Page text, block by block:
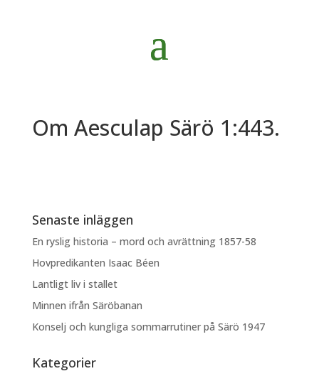
Om Aesculap Särö 1:443.
Senaste inläggen
En ryslig historia – mord och avrättning 1857-58
Hovpredikanten Isaac Béen
Lantligt liv i stallet
Minnen ifrån Säröbanan
Konselj och kungliga sommarrutiner på Särö 1947
Kategorier